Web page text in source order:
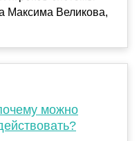
Максима Великова,
можно